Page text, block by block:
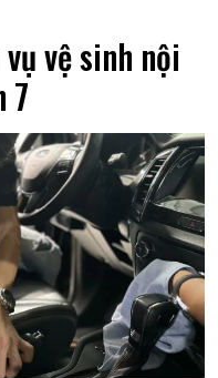
vệ sinh nội
7